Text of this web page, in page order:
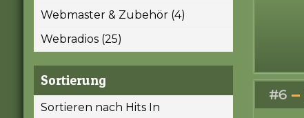
Webmaster & Zubehör (4)
Webradios (25)
Sortierung
Sortieren nach Hits In
#6